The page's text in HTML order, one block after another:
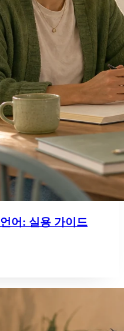
어: 실용 가이드